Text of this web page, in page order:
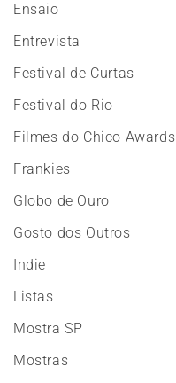
Ensaio
Entrevista
Festival de Curtas
Festival do Rio
Filmes do Chico Awards
Frankies
Globo de Ouro
Gosto dos Outros
Indie
Listas
Mostra SP
Mostras